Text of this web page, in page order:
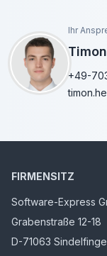
Ihr
+49-
FIRMENSITZ
Software-Express
Grabenstraße 12-18
D-71063